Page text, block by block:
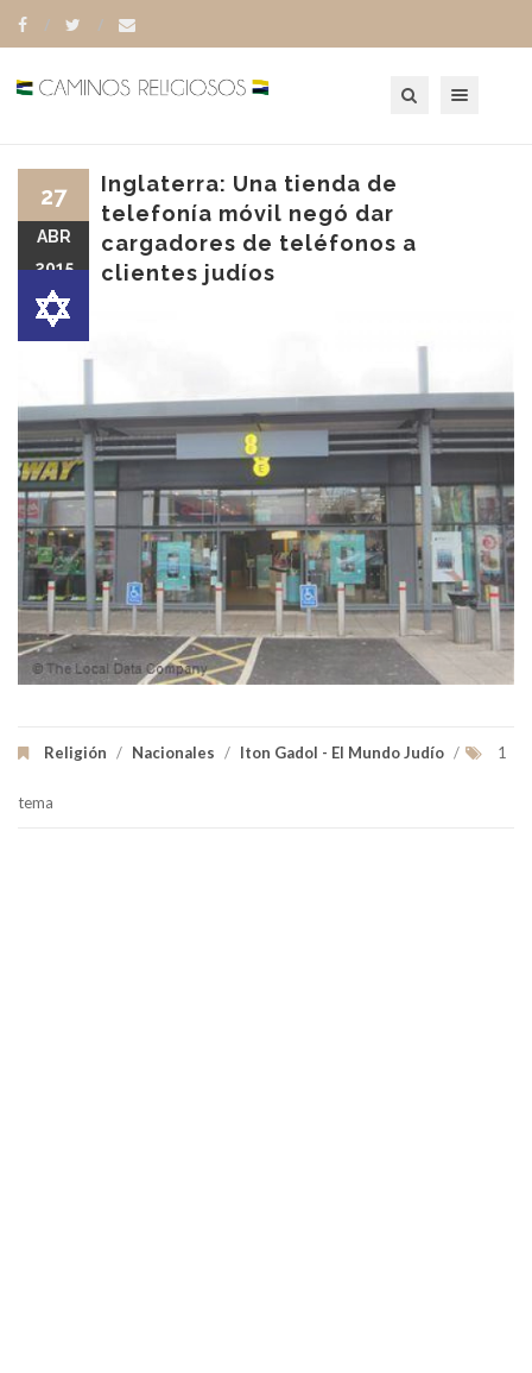
Inglaterra: Una tienda de
telefonía móvil negó dar
cargadores de teléfonos a
clientes judíos
Religión / Nacionales / Iton Gadol - El Mundo Judío / 1
tema
27
ABR
2015